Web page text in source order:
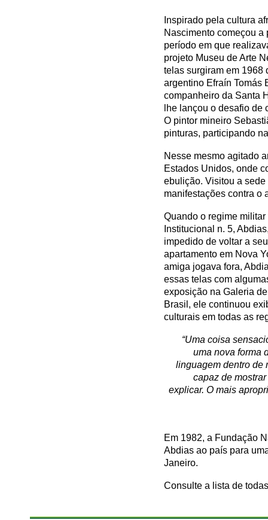
Inspirado pela cultura
Nascimento começou a
período em que
projeto Museu de Arte
telas surgiram em 1968
argentino Efraín Tomás
companheiro da Santa
lhe lançou o desafio de
O pintor mineiro
pinturas, participando
Nesse mesmo agitado
Estados Unidos, onde
ebulição. Visitou a
manifestações contra o
Quando o regime
Institucional n. 5,
impedido de voltar a
apartamento em Nova
amiga jogava fora,
essas telas com
exposição na Galeria
Brasil, ele continuou
culturais em todas as
“Uma coisa
uma nova forma
linguagem dentro de
capaz de
explicar. O mais
Em 1982, a Fundação
Abdias ao país para
Janeiro.
Consulte a lista de